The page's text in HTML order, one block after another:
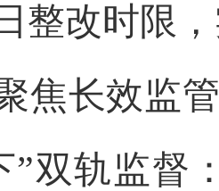
整改时限
焦长效监
”双轨监督